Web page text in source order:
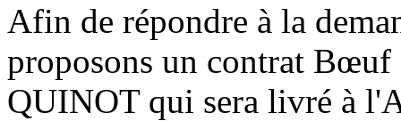
Afin de répondre à la
proposons un contrat Bœuf
QUINOT qui sera livré à